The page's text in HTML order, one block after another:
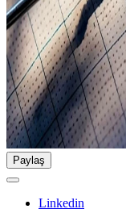
Paylaş
Linkedin